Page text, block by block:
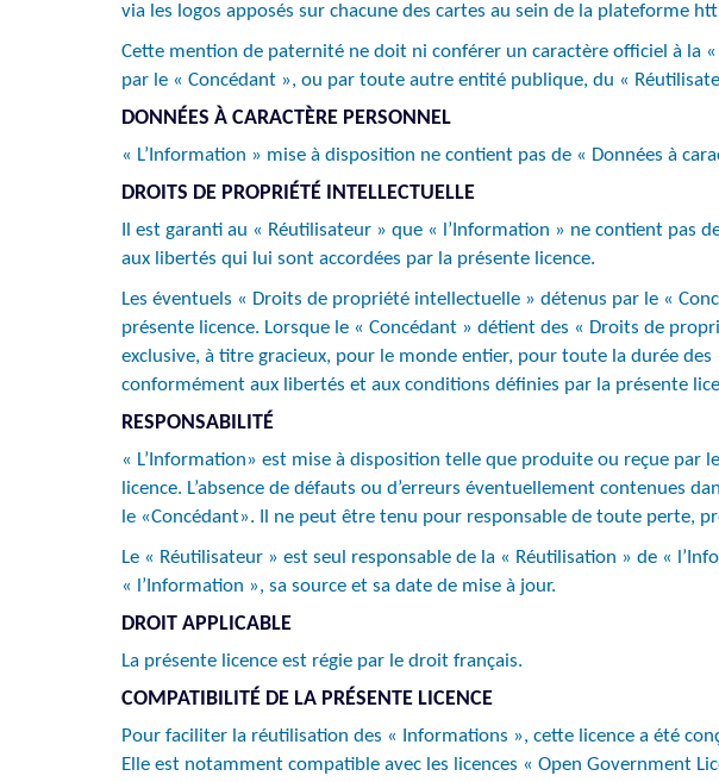
via les logos apposés sur chacune des cartes au sein de la plateforme
Cette mention de paternité ne doit ni conférer un caractère officiel à la
par le « Concédant », ou par toute autre entité publique, du «
DONNÉES À CARACTÈRE PERSONNEL
« L’Information » mise à disposition ne contient pas de « Données à
DROITS DE PROPRIÉTÉ INTELLECTUELLE
Il est garanti au « Réutilisateur » que « l’Information » ne contient
aux libertés qui lui sont accordées par la présente licence.
Les éventuels « Droits de propriété intellectuelle » détenus par le «
présente licence. Lorsque le « Concédant » détient des « Droits de
exclusive, à titre gracieux, pour le monde entier, pour toute la durée
conformément aux libertés et aux conditions définies par la présente
RESPONSABILITÉ
« L’Information» est mise à disposition telle que produite ou reçue par
licence. L’absence de défauts ou d’erreurs éventuellement contenues
le «Concédant». Il ne peut être tenu pour responsable de toute perte,
Le « Réutilisateur » est seul responsable de la « Réutilisation » de «
« l’Information », sa source et sa date de mise à jour.
DROIT APPLICABLE
La présente licence est régie par le droit français.
COMPATIBILITÉ DE LA PRÉSENTE LICENCE
Pour faciliter la réutilisation des « Informations », cette licence a été
Elle est notamment compatible avec les licences « Open Government